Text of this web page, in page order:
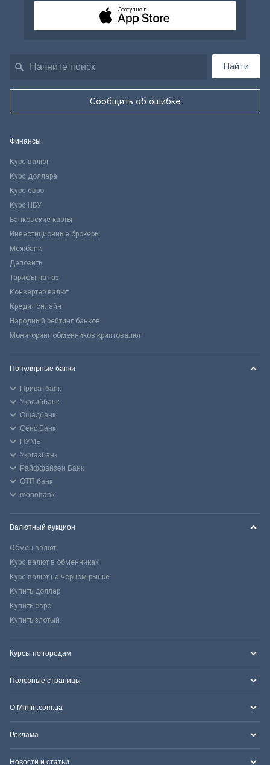
Найти
Сообщить об ошибке
Доступно в
Финансы
Курс валют
Курс доллара
Курс евро
Курс НБУ
Банковские карты
Инвестиционные брокеры
Межбанк
Депозиты
Тарифы на газ
Конвертер валют
Кредит онлайн
Народный рейтинг банков
Мониторинг обменников криптовалют
Популярные банки
Приватбанк
Укрсиббанк
Ощадбанк
Сенс Банк
ПУМБ
Укргазбанк
Райффайзен Банк
ОТП банк
monobank
Валютный аукцион
Обмен валют
Курс валют в обменниках
Курс валют на черном рынке
Купить доллар
Купить евро
Купить злотый
Курсы по городам
Полезные страницы
О Minfin.com.ua
Реклама
Новости и статьи